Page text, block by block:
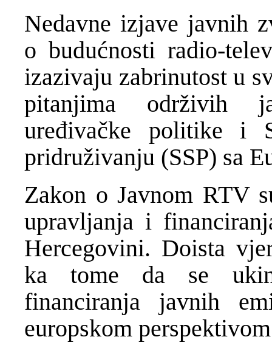
Nedavne izjave javnih
o budućnosti radio-
izazivaju zabrinutost u
pitanjima održivih
uređivačke politike i
pridruživanju (SSP) sa
Zakon o Javnom RTV
upravljanja i
Hercegovini. Doista
ka tome da se
financiranja javnih
europskom